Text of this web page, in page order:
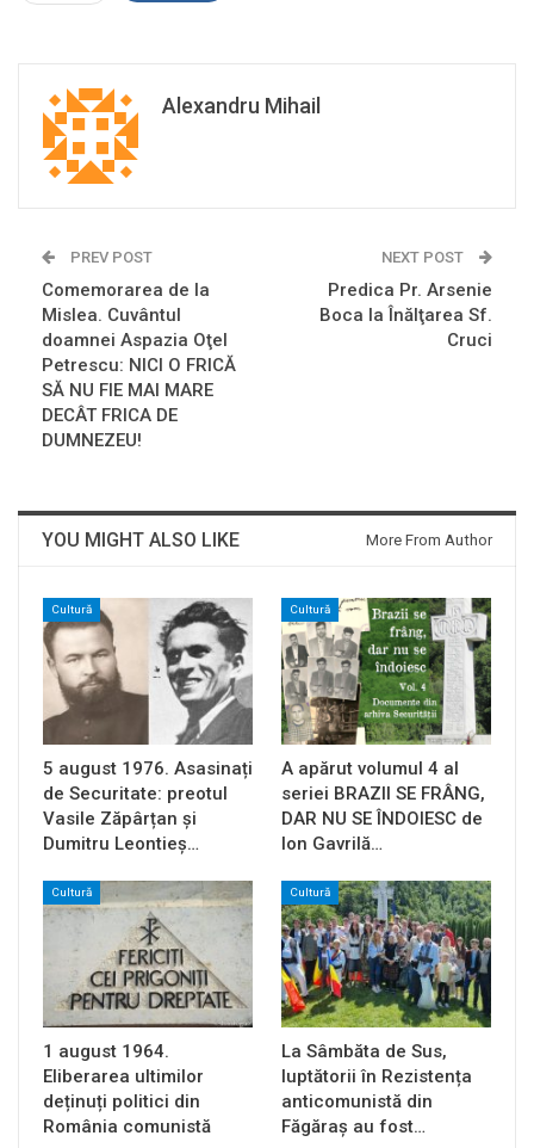
Alexandru Mihail
PREV POST
Comemorarea de la
Mislea. Cuvântul
doamnei Aspazia Oţel
Petrescu: NICI O FRICĂ
SĂ NU FIE MAI MARE
DECÂT FRICA DE
DUMNEZEU!
NEXT POST
Predica Pr. Arsenie
Boca la Înălţarea Sf.
Cruci
YOU MIGHT ALSO LIKE More From Author
Cultură
5 august 1976. Asasinați
de Securitate: preotul
Vasile Zăpârțan și
Dumitru Leontieș…
Cultură
A apărut volumul 4 al
seriei BRAZII SE FRÂNG,
DAR NU SE ÎNDOIESC de
Ion Gavrilă…
Cultură
1 august 1964.
Eliberarea ultimilor
deținuți politici din
România comunistă
Cultură
La Sâmbăta de Sus,
luptătorii în Rezistența
anticomunistă din
Făgăraș au fost…